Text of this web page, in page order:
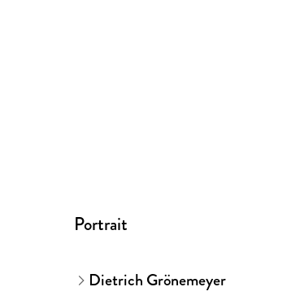
Portrait
Dietrich Grönemeyer